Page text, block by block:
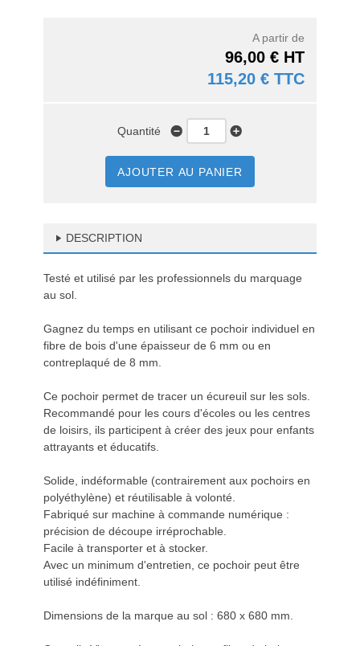
A partir de
96,00 € HT
115,20 € TTC
Quantité
AJOUTER AU PANIER
DESCRIPTION
Testé et utilisé par les professionnels du marquage
au sol.
Gagnez du temps en utilisant ce pochoir individuel en
fibre de bois d'une épaisseur de 6 mm ou en
contreplaqué de 8 mm.
Ce pochoir permet de tracer un écureuil sur les sols.
Recommandé pour les cours d'écoles ou les centres
de loisirs, ils participent à créer des jeux pour enfants
attrayants et éducatifs.
Solide, indéformable (contrairement aux pochoirs en
polyéthylène) et réutilisable à volonté.
Fabriqué sur machine à commande numérique :
précision de découpe irréprochable.
Facile à transporter et à stocker.
Avec un minimum d'entretien, ce pochoir peut être
utilisé indéfiniment.
Dimensions de la marque au sol : 680 x 680 mm.